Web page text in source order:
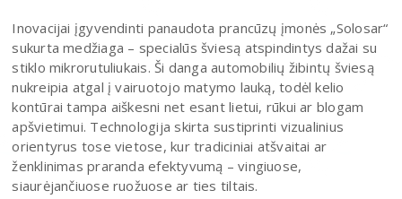
Inovacijai įgyvendinti panaudota prancūzų įmonės „Solosar“
sukurta medžiaga – specialūs šviesą atspindintys dažai su
stiklo mikrorutuliukais. Ši danga automobilių žibintų šviesą
nukreipia atgal į vairuotojo matymo lauką, todėl kelio
kontūrai tampa aiškesni net esant lietui, rūkui ar blogam
apšvietimui. Technologija skirta sustiprinti vizualinius
orientyrus tose vietose, kur tradiciniai atšvaitai ar
ženklinimas praranda efektyvumą – vingiuose,
siaurėjančiuose ruožuose ar ties tiltais.